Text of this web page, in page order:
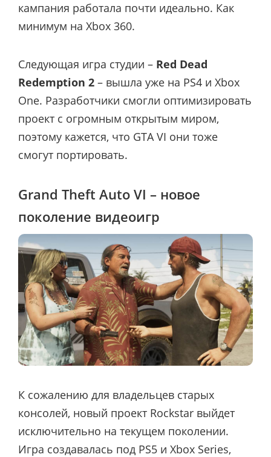
кампания работала почти идеально. Как
минимум на Xbox 360.
Следующая игра студии – Red Dead
Redemption 2 – вышла уже на PS4 и Xbox
One. Разработчики смогли оптимизировать
проект с огромным открытым миром,
поэтому кажется, что GTA VI они тоже
смогут портировать.
Grand Theft Auto VI – новое
поколение видеоигр
К сожалению для владельцев старых
консолей, новый проект Rockstar выйдет
исключительно на текущем поколении.
Игра создавалась под PS5 и Xbox Series,